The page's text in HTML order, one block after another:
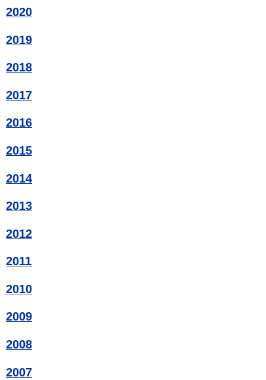
2020
2019
2018
2017
2016
2015
2014
2013
2012
2011
2010
2009
2008
2007